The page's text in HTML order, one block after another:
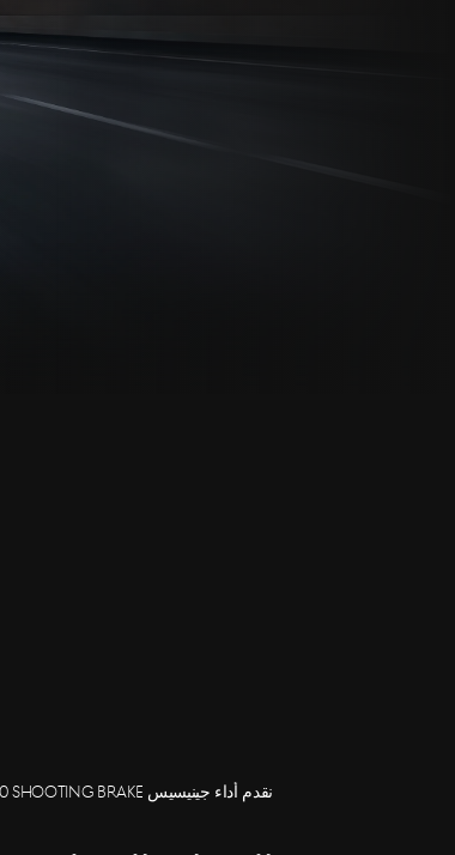
نقدم أداء جينيسيس G70 SHOOTING BRAKE